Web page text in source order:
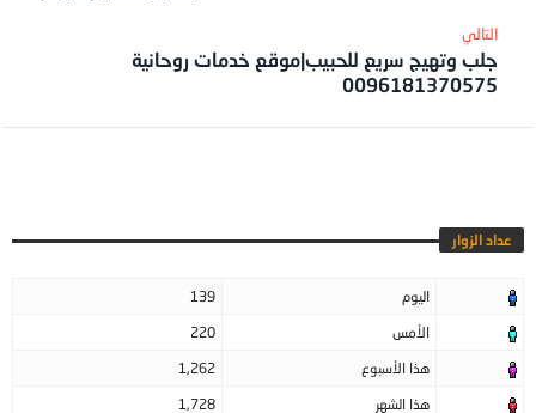
‎التالي
جلب وتهيج سريع للحبيب|موقع خدمات روحانية
0096181370575
عداد الزوار
اليوم
139
الأمس
220
هذا الأسبوع
1,262
هذا الشهر
1,728